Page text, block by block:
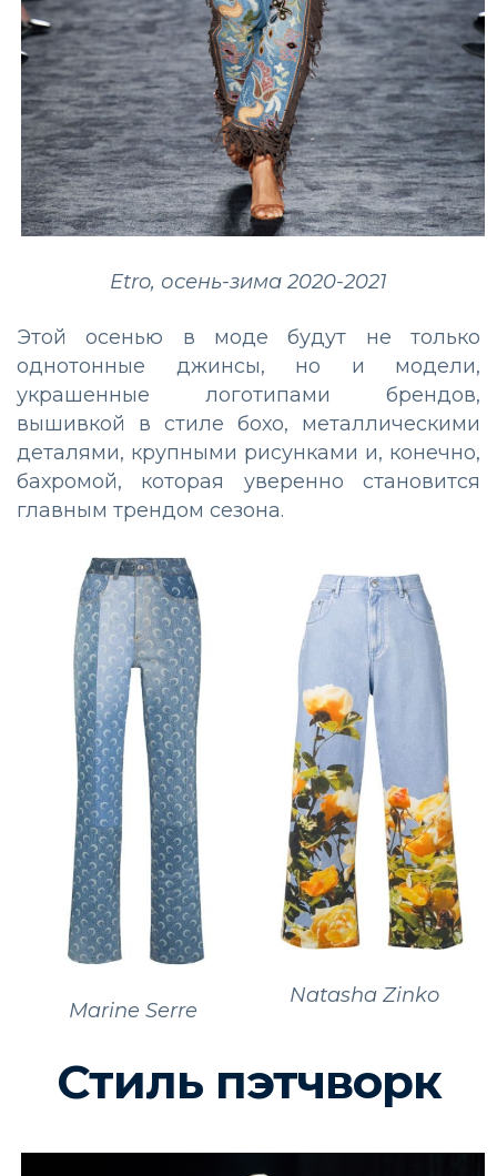
Etro, осень-зима 2020-2021
Этой осенью в моде будут не только
однотонные джинсы, но и модели,
украшенные логотипами брендов,
вышивкой в стиле бохо, металлическими
деталями, крупными рисунками и, конечно,
бахромой, которая уверенно становится
главным трендом сезона.
Marine Serre
Natasha Zinko
Стиль пэтчворк